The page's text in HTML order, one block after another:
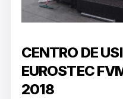
CENTRO DE
EUROSTEC
2018